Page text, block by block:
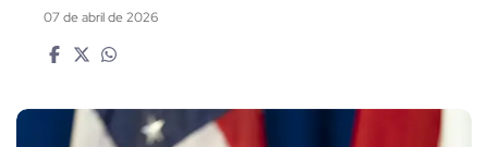
07 de abril de 2026